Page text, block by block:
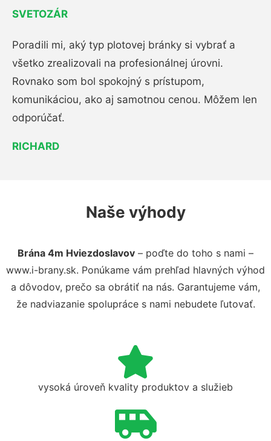
SVETOZÁR
Poradili mi, aký typ plotovej bránky si vybrať a
všetko zrealizovali na profesionálnej úrovni.
Rovnako som bol spokojný s prístupom,
komunikáciou, ako aj samotnou cenou. Môžem len
odporúčať.
RICHARD
Naše výhody
Brána 4m Hviezdoslavov – poďte do toho s nami –
www.i-brany.sk. Ponúkame vám prehľad hlavných výhod
a dôvodov, prečo sa obrátiť na nás. Garantujeme vám,
že nadviazanie spolupráce s nami nebudete ľutovať.
vysoká úroveň kvality produktov a služieb